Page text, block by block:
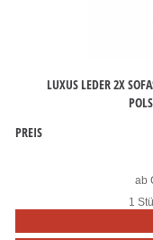
LUXUS LEDER 2X
PREIS
ab
1